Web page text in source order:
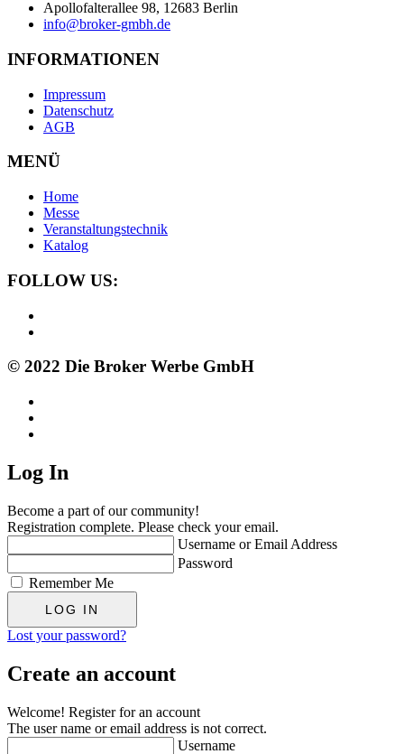
Apollofalterallee 98, 12683 Berlin
info@broker-gmbh.de
INFORMATIONEN
Impressum
Datenschutz
AGB
MENÜ
Home
Messe
Veranstaltungstechnik
Katalog
FOLLOW US:
© 2022 Die Broker Werbe GmbH
Log In
Become a part of our community!
Registration complete. Please check your email.
Username or Email Address
Password
Remember Me
Lost your password?
Create an account
Welcome! Register for an account
The user name or email address is not correct.
Username